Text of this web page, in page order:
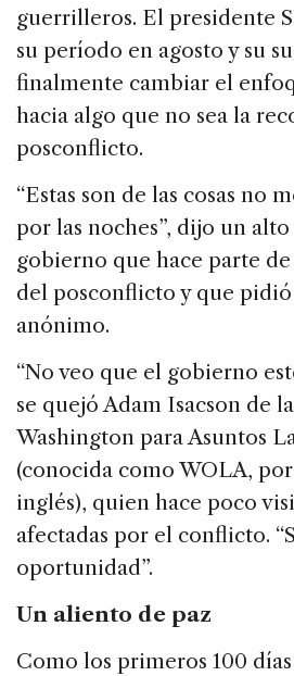
guerrilleros. El presidente
su período en agosto y su
finalmente cambiar el
hacia algo que no sea la
posconflicto.
“Estas son de las cosas no
por las noches”, dijo un
gobierno que hace parte
del posconflicto y que
anónimo.
“No veo que el gobierno
se quejó Adam Isacson de
Washington para Asuntos
(conocida como WOLA, por
inglés), quien hace poco
afectadas por el conflicto.
oportunidad”.
Un aliento de paz
Como los primeros 100